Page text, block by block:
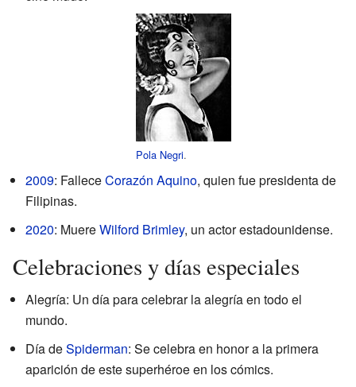
Pola Negri.
2009: FalleceCorazón Aquino, quien fue presidenta de
Filipinas.
2020: MuereWilford Brimley, un actor estadounidense.
Celebraciones y días especiales
Alegría: Un día para celebrar la alegría en todo el
mundo.
Día deSpiderman: Se celebra en honor a la primera
aparición de este superhéroe en los cómics.